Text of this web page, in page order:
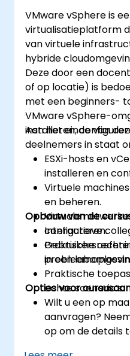
VMware vSphere is
virtualisatieplatform
van virtuele
hybride
Deze door een
of op locatie) is
met een beginners-
VMware vSphere-
installeren,
Aan het einde van
deelnemers in staat
ESXi-hosts en
installeren en
Virtuele
en beheren.
Virtuale
configureren.
Opbouw van de
Interactieve
Praktische
in een
Praktische
echte scenario’s.
Opties voor
Wilt u een op
aanvragen?
op om de details